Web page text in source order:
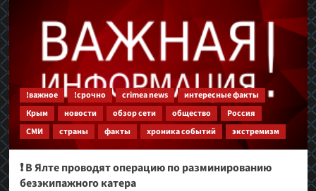
!важное !срочно crimea news
интересные факты
Крым
новости обзор сети общество
Россия
СМИ
страны факты хроника событий экстремизм
❗️ В Ялте проводят операцию по разминированию
безэкипажного катера